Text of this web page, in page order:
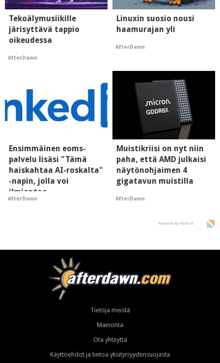
Tekoälymusiikille
järisyttävä tappio
oikeudessa
AfterDawn
Linuxin suosio nousi
haamurajan yli
AfterDawn
Ensimmäinen eoms-
palvelu lisäsi "Tämä
haiskahtaa AI-roskalta"
-napin, jolla voi
ilmiantaa
tekoälytauhkan
AfterDawn
Muistikriisi on nyt niin
paha, että AMD julkaisi
näytönohjaimen 4
gigatavun muistilla
AfterDawn
Powered by HIGH.FI
Tietoja meistä
Mainonta
Ota yhteyttä
Käyttöehdot ja tietoa yksityisyydensuojasta